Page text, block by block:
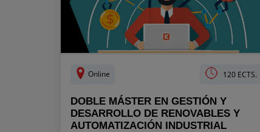
Online 120 ECTS.
DOBLE MÁSTER EN GESTIÓN Y
DESARROLLO DE RENOVABLES Y
AUTOMATIZACIÓN INDUSTRIAL